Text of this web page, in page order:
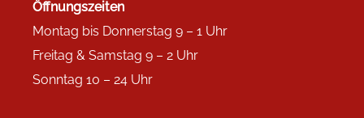
Öffnungszeiten
Montag bis Donnerstag 9 – 1 Uhr
Freitag & Samstag 9 – 2 Uhr
Sonntag 10 – 24 Uhr